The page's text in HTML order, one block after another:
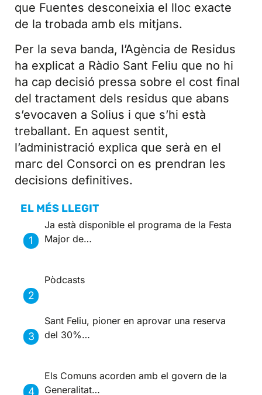
que Fuentes desconeixia el lloc exacte
de la trobada amb els mitjans.
Per la seva banda, l’Agència de Residus
ha explicat a Ràdio Sant Feliu que no hi
ha cap decisió pressa sobre el cost final
del tractament dels residus que abans
s’evocaven a Solius i que s’hi està
treballant. En aquest sentit,
l’administració explica que serà en el
marc del Consorci on es prendran les
decisions definitives.
EL MÉS LLEGIT
Ja està disponible el programa de la Festa
Major de…
Pòdcasts
Sant Feliu, pioner en aprovar una reserva
del 30%…
Els Comuns acorden amb el govern de la
Generalitat…